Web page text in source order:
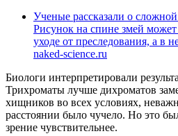
Ученые рассказали о
Рисунок на спине змей
уходе от преследования, а в
naked-science.ru
Биологи интерпретировали
Трихроматы лучше дихроматов
хищников во всех условиях,
расстоянии было чучело. Но это
зрение чувствительнее.